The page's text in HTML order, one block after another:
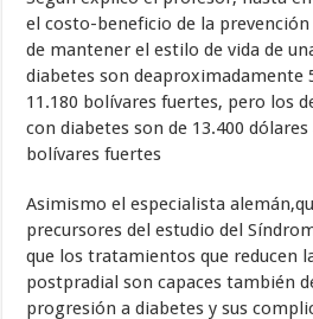
el costo-beneficio de la
de mantener el estilo de vida de
diabetes son deaproximadamente
11.180 bolívares fuertes, pero los
con diabetes son de 13.400 dólares
bolívares fuertes
Asimismo el especialista
precursores del estudio del
que los tratamientos que reducen
postpradial son capaces también
progresión a diabetes y sus